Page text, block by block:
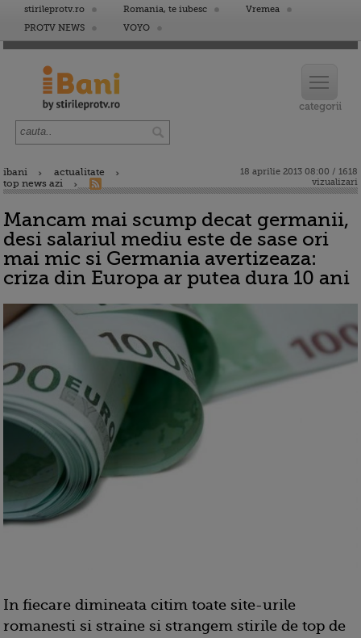
stirileprotv.ro Romania, te iubesc
Vremea
PROTV NEWS
VOYO
ibani
actualitate
top news azi
18 aprilie 2013 08:00 / 1618
vizualizari
Mancam mai scump decat germanii,
desi salariul mediu este de sase ori
mai mic si Germania avertizeaza:
criza din Europa ar putea dura 10 ani
In fiecare dimineata citim toate site-urile
romanesti si straine si strangem stirile de top de